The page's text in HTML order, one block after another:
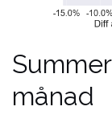
månad